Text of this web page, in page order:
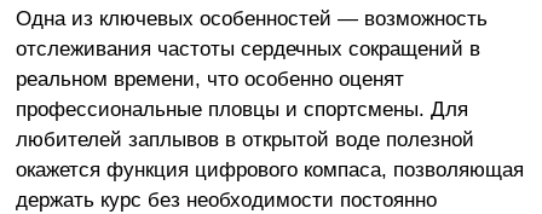
Одна из ключевых особенностей — возможность
отслеживания частоты сердечных сокращений в
реальном времени, что особенно оценят
профессиональные пловцы и спортсмены. Для
любителей заплывов в открытой воде полезной
окажется функция цифрового компаса, позволяющая
держать курс без необходимости постоянно